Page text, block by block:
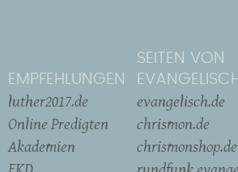
EMPFEHLUNGEN
luther2017.de
Online Predigten
Akademien
SEITEN VON
evangelisch.de
chrismon.de
chrismonshop.de